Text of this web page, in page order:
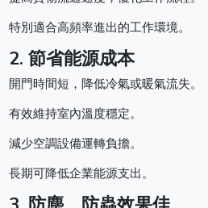
特別適合高頻率進出的工作環境。
2. 節省能源成本
開門時間短，降低冷氣或暖氣流失。
有效維持室內溫度穩定。
減少空調設備運轉負擔。
長期可降低企業能源支出。